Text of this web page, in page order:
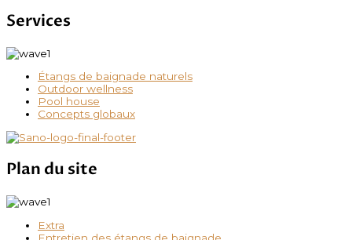
Services
Étangs de baignade naturels
Outdoor wellness
Pool house
Concepts globaux
Plan du site
Extra
Entretien des étangs de baignade